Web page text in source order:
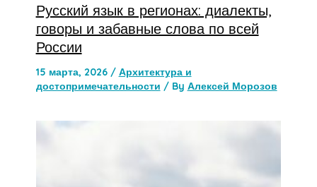
Русский язык в регионах: диалекты,
говоры и забавные слова по всей
России
15 марта, 2026 / Архитектура и
достопримечательности / By Алексей Морозов